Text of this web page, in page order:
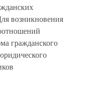
возникновения
гражданского